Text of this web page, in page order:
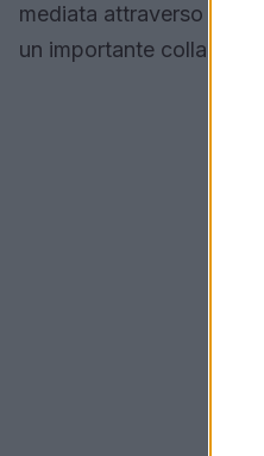
mediata attraverso la
un importante